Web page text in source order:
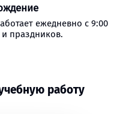
ежедневно с 9:00
праздников.
работу